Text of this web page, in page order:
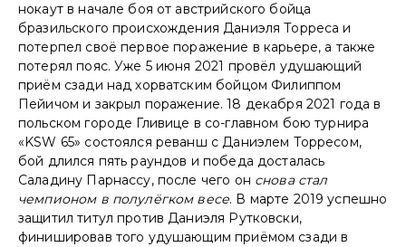
нокаут в начале боя от австрийского бойца
бразильского происхождения Даниэля Торреса и
потерпел своё первое поражение в карьере, а также
потерял пояс. Уже 5 июня 2021 провёл удушающий
приём сзади над хорватским бойцом Филиппом
Пейичом и закрыл поражение. 18 декабря 2021 года в
польском городе Гливице в со-главном бою турнира
«KSW 65» состоялся реванш с Даниэлем Торресом,
бой длился пять раундов и победа досталась
Саладину Парнассу, после чего он снова стал
чемпионом в полулёгком весе. В марте 2019 успешно
защитил титул против Даниэля Рутковски,
финишировав того удушающим приёмом сзади в